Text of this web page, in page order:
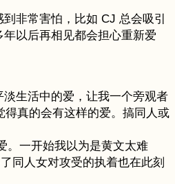
非常害怕，比如 CJ 总会吸引
以后再相见都会担心重新爱
生活中的爱，让我一个旁观者
真的会有这样的爱。搞同人或
。一开始我以为是黄文太难
同人女对攻受的执着也在此刻